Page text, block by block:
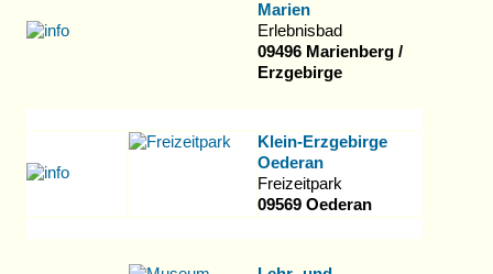
Marien
Erlebnisbad
09496 Marienberg /
Erzgebirge
Klein-Erzgebirge
Oederan
Freizeitpark
09569 Oederan